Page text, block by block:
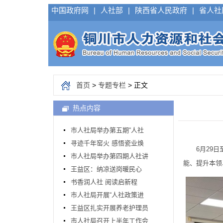
中国政府网 | 人社部 | 陕西省人民政府 | 省人社
首页 > 专题专栏 > 正文
热点内容
市人社局举办第五期“人社
寻迹千年窑火 感悟瓷业焕
市人社局举办第四期人社讲
王益区：纳凉送岗暖民心
书香润人社 阅读启新程
市人社局开展“人社政策进
王益区扎实开展养老护理员
市人社局召开上半年工作会
6月29日至7
能、提升本